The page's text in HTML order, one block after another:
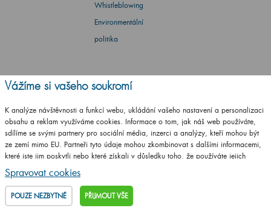
Whistleblowing
Environmentální
politika
Barbora Stoklasová
Máte dotaz? Ptejte se
+420461 653 937
Po - Pá: 8-17 hod.
info@drevojas.cz
Vážíme si vašeho soukromí
K analýze návštěvnosti a funkcí webu, ukládání vašeho nastavení a personalizaci
obsahu a reklam využíváme cookies. Informace o tom, jak náš web používáte,
sdílíme se svými partnery pro sociální média, inzerci a analýzy, kteří mohou být
ze zemí mimo EU. Partneři tyto údaje mohou zkombinovat s dalšími informacemi,
které jste jim poskytli nebo které získali v důsledku toho, že používáte jejich
služby.
Podrobné informace
Spravovat cookies
POUZE NEZBYTNÉ PŘIJMOUT VŠE